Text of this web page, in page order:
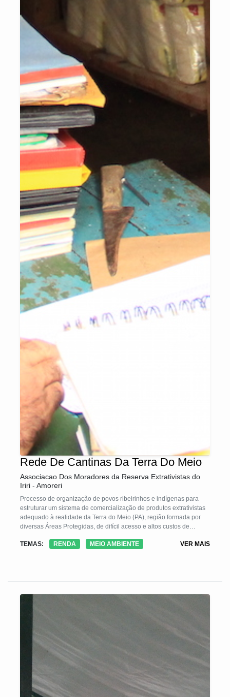
Rede De Cantinas Da Terra Do Meio
Associacao Dos Moradores da Reserva Extrativistas do
Iriri - Amoreri
Processo de organização de povos ribeirinhos e indígenas para
estruturar um sistema de comercialização de produtos extrativistas
adequado à realidade da Terra do Meio (PA), região formada por
diversas Áreas Protegidas, de difícil acesso e altos custos de
comunidades ribeirinhas e indígenas da Terra do Meio e as
organizaram nos últimos 6 anos em uma rede de cantinas,
TEMAS: RENDA MEIO AMBIENTE VER MAIS